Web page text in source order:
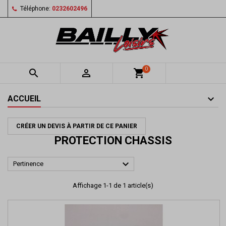
Téléphone: 0232602496
  shopping_cart0
ACCUEIL
CRÉER UN DEVIS À PARTIR DE CE PANIER
PROTECTION CHASSIS
Pertinence 
Affichage 1-1 de 1 article(s)